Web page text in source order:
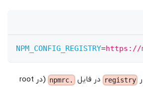
NPM_CONFIG_REGISTRY=https://
registry در فایل .npmrc
(در root